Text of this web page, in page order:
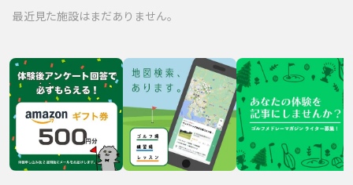
最近見た施設はまだありません。